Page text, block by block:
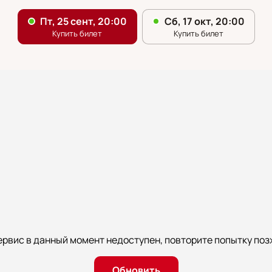
в данный момент недоступен, повторите попытку